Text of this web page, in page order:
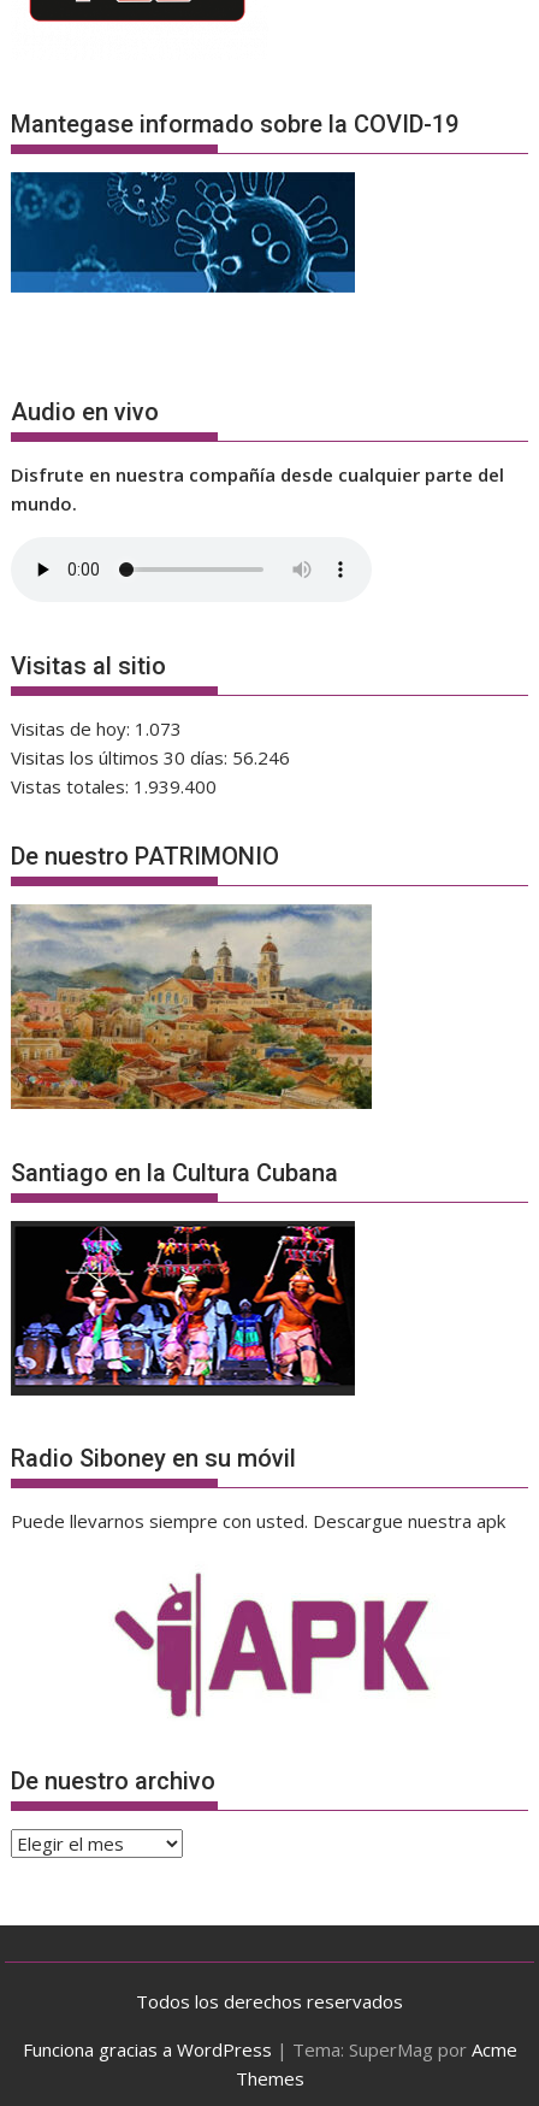
Mantegase informado sobre la COVID-19
Audio en vivo
Disfrute en nuestra compañía desde cualquier parte del
mundo.
Visitas al sitio
Visitas de hoy: 1.073
Visitas los últimos 30 días: 56.246
Vistas totales: 1.939.400
De nuestro PATRIMONIO
Santiago en la Cultura Cubana
Radio Siboney en su móvil
Puede llevarnos siempre con usted. Descargue nuestra apk
De nuestro archivo
De
Todos los derechos reservados
Funciona gracias a WordPress | Tema: SuperMag por Acme
Themes